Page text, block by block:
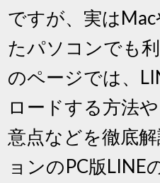
ですが、実は
たパソコンでも
のページでは、
ロードする方法
意点などを徹底
ョンのPC版LINE